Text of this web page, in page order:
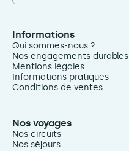
Informations
Qui sommes-nous ?
Nos engagements durables
Mentions légales
Informations pratiques
Conditions de ventes
Nos voyages
Nos circuits
Nos séjours